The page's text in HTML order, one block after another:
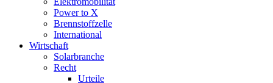
Power to X
Brennstoffzelle
International
Wirtschaft
Solarbranche
Recht
Urteile